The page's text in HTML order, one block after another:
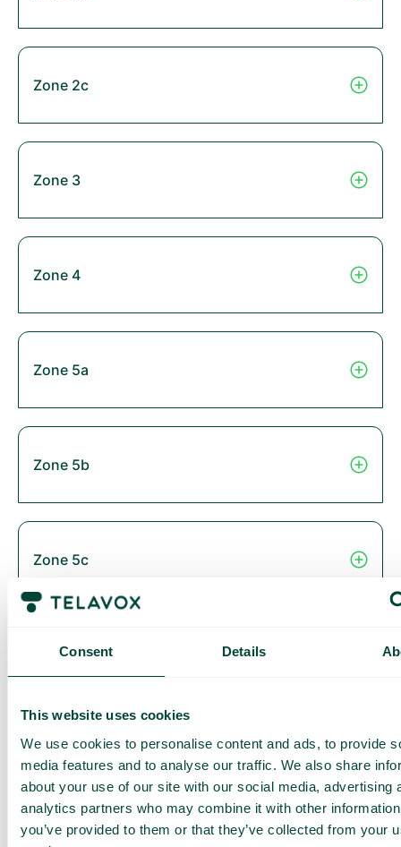
Consent Details
This website uses cookies
We use cookies to personalise content and ads, to provide
media features and to analyse our traffic. We also share
about your use of our site with our social media, advertising
analytics partners who may combine it with other
you’ve provided to them or that they’ve collected from your
Zone 2c
Zone 3
Zone 4
Zone 5a
Zone 5b
Zone 5c
Zone 6
Thailand